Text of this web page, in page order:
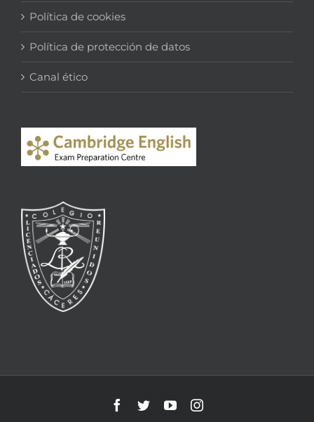
Política de cookies
Política de protección de datos
Canal ético
Facebook
TwitterYouTubeInstagram